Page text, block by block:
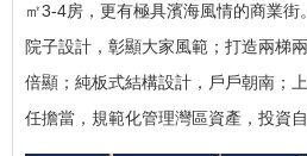
㎡3-4房，更有極具濱海風情的商業街。
院子設計，彰顯大家風範；打造兩梯
倍顯；純板式結構設計，戶戶朝南；
任擔當，規範化管理灣區資產，投資自